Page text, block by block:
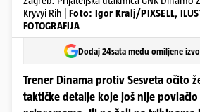
Kryvyi Rih | Foto: Igor Kralj/PIXSELL,
FOTOGRAFIJA
Dodaj 24sata među omiljene
Trener Dinama protiv Sesveta očito
taktičke detalje koje još nije